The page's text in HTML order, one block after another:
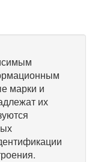
марки и
их